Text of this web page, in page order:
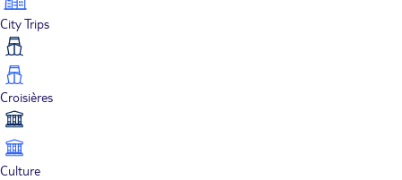
City Trips
Croisières
Culture